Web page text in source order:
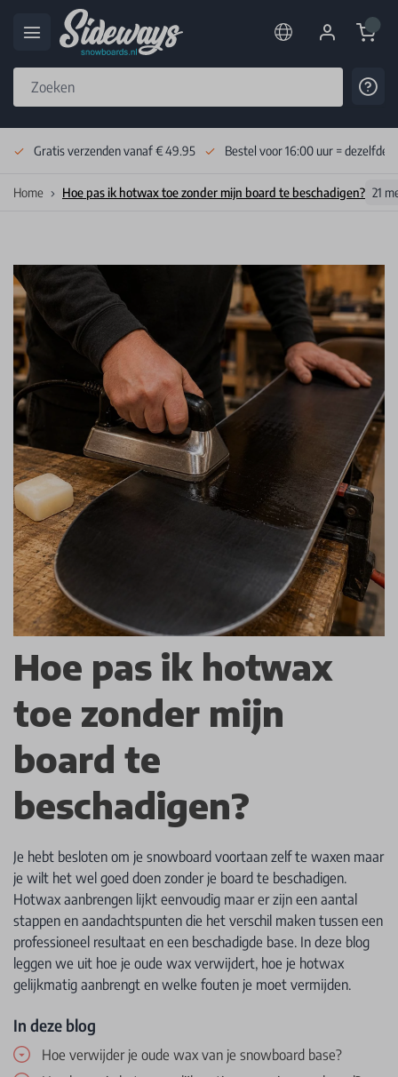
Cart
Gratis verzenden vanaf € 49.95 Bestel voor 16:00 uur = dezelfde
Home Hoe pas ik hotwax toe zonder mijn board te beschadigen? 21
Hoe pas ik hotwax
toe zonder mijn
board te
beschadigen?
Je hebt besloten om je snowboard voortaan zelf te waxen maar
je wilt het wel goed doen zonder je board te beschadigen.
Hotwax aanbrengen lijkt eenvoudig maar er zijn een aantal
stappen en aandachtspunten die het verschil maken tussen een
professioneel resultaat en een beschadigde base. In deze blog
leggen we uit hoe je oude wax verwijdert, hoe je hotwax
gelijkmatig aanbrengt en welke fouten je moet vermijden.
In deze blog
Hoe verwijder je oude wax van je snowboard base?